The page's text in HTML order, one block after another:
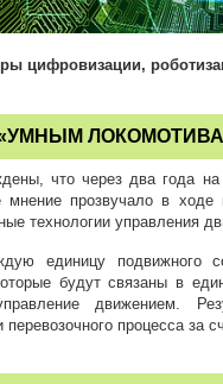
цифровизации,
что через два года
мнение прозвучало в
технологии управления
единицу подвижного
будут связаны в
движением.
процесса за